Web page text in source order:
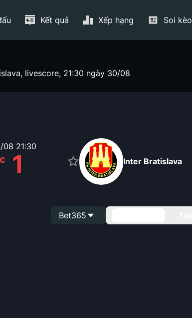
Kết quả Xếp hạng Soi kèo
livescore, 21:30 ngày 30/08
08 21:30
1 Inter Bratislava
Bet365